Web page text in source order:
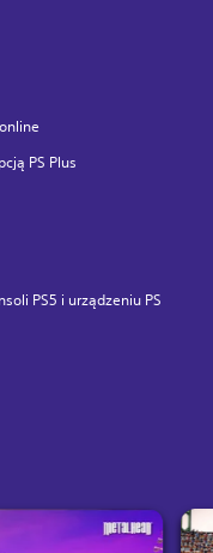
PS Plus
PS5 i urządzeniu PS